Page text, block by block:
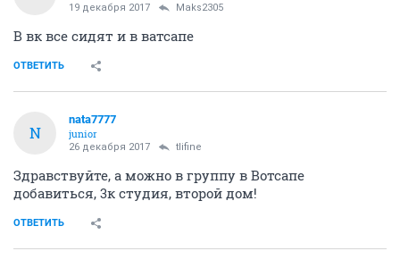
19 декабря 2017 Maks2305
В вк все сидят и в ватсапе
ОТВЕТИТЬ
N
nata7777
junior
26 декабря 2017 tlifine
Здравствуйте, а можно в группу в Вотсапе
добавиться, 3к студия, второй дом!
ОТВЕТИТЬ